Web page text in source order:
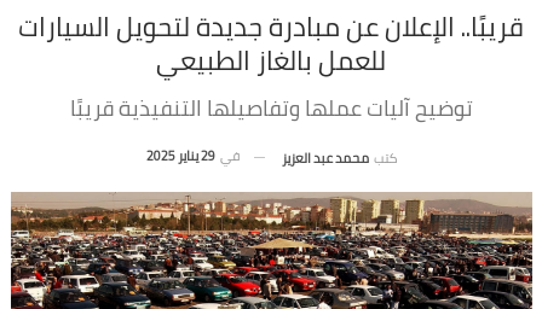
قريبًا.. الإعلان عن مبادرة جديدة لتحويل السيارات
للعمل بالغاز الطبيعي
توضيح آليات عملها وتفاصيلها التنفيذية قريبًا
كتب محمد عبد العزيز في 29 يناير 2025